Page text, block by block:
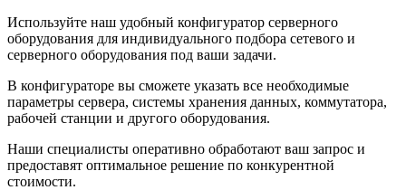
Используйте наш удобный конфигуратор серверного
оборудования для индивидуального подбора сетевого и
серверного оборудования под ваши задачи.
В конфигураторе вы сможете указать все необходимые
параметры сервера, системы хранения данных, коммутатора,
рабочей станции и другого оборудования.
Наши специалисты оперативно обработают ваш запрос и
предоставят оптимальное решение по конкурентной
стоимости.